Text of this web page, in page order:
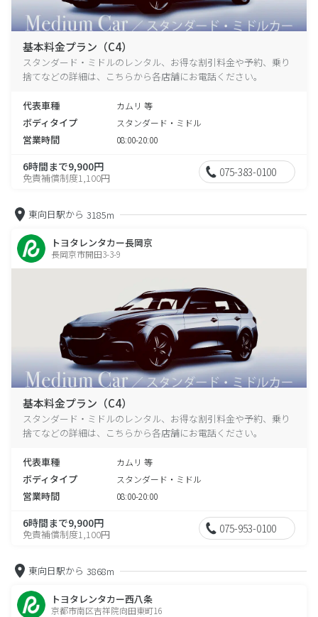
基本料金プラン（C4）
スタンダード・ミドルのレンタル、お得な割引料金や予約、乗り
捨てなどの詳細は、こちらから各店舗にお電話ください。
代表車種 カムリ 等
ボディタイプ スタンダード・ミドル
営業時間 08:00-20:00
6時間まで9,900円
免責補償制度1,100円 075-383-0100
東向日駅から 3185m
トヨタレンタカー長岡京
長岡京市開田3-3-9
基本料金プラン（C4）
スタンダード・ミドルのレンタル、お得な割引料金や予約、乗り
捨てなどの詳細は、こちらから各店舗にお電話ください。
代表車種 カムリ 等
ボディタイプ スタンダード・ミドル
営業時間 08:00-20:00
6時間まで9,900円
免責補償制度1,100円 075-953-0100
東向日駅から 3868m
トヨタレンタカー西八条
京都市南区吉祥院向田東町16